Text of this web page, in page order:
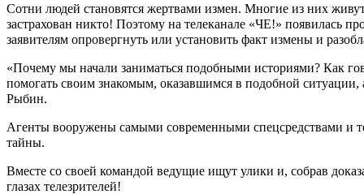
Сотни людей становятся жертвами измен. Многие из них
застрахован никто! Поэтому на телеканале «ЧЕ!»
заявителям опровергнуть или установить факт измены и
«Почему мы начали заниматься подобными историями? Как
помогать своим знакомым, оказавшимся в подобной
Рыбин.
Агенты вооружены самыми современными спецсредствами и
тайны.
Вместе со своей командой ведущие ищут улики и, собрав
глазах телезрителей!